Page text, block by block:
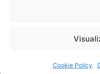
Cookie Policy
iscritta al Registro
Sito gestito daLa